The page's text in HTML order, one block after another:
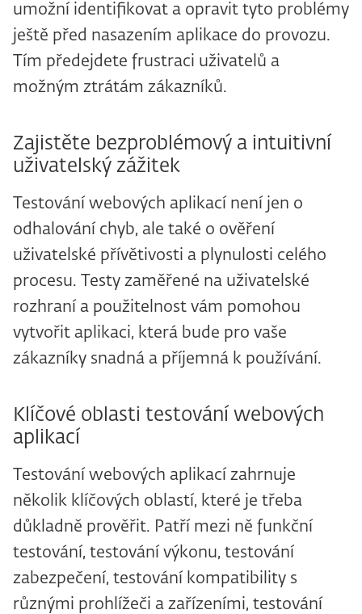
umožní identifikovat a opravit tyto problémy
ještě před nasazením aplikace do provozu.
Tím předejdete frustraci uživatelů a
možným ztrátám zákazníků.
Zajistěte bezproblémový a intuitivní
uživatelský zážitek
Testování webových aplikací není jen o
odhalování chyb, ale také o ověření
uživatelské přívětivosti a plynulosti celého
procesu. Testy zaměřené na uživatelské
rozhraní a použitelnost vám pomohou
vytvořit aplikaci, která bude pro vaše
zákazníky snadná a příjemná k používání.
Klíčové oblasti testování webových
aplikací
Testování webových aplikací zahrnuje
několik klíčových oblastí, které je třeba
důkladně prověřit. Patří mezi ně funkční
testování, testování výkonu, testování
zabezpečení, testování kompatibility s
různými prohlížeči a zařízeními, testování